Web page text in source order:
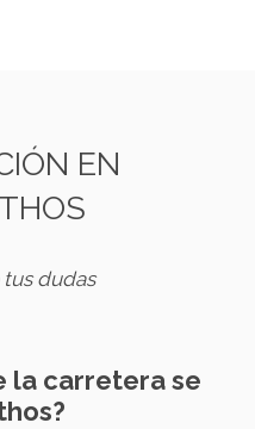
EN
dudas
la carretera se